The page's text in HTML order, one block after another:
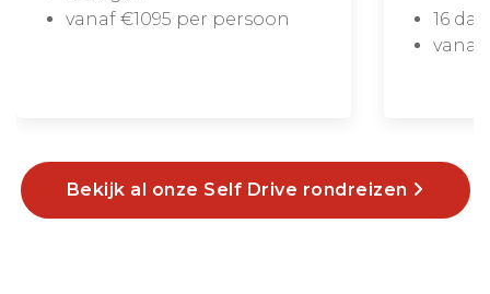
vanaf €1095 per persoon
16
vanaf
Bekijk al onze Self Drive rondreizen